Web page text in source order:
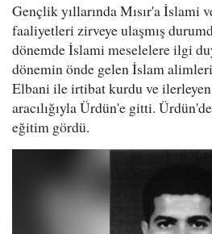
Gençlik yıllarında Mısır'a İslami
faaliyetleri zirveye ulaşmış
dönemde İslami meselelere ilgi
dönemin önde gelen İslam
Elbani ile irtibat kurdu ve
aracılığıyla Ürdün'e gitti.
eğitim gördü.